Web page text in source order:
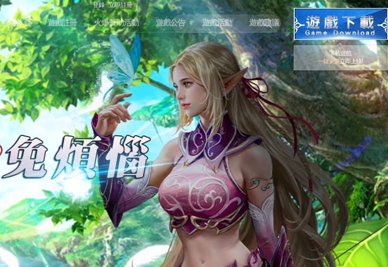
登錄 立即註冊
論壇首頁 遊戲註冊 火爆贊助活動 遊戲公告 遊戲活動 遊戲建議
下載遊戲
一鍵安裝立即上線!